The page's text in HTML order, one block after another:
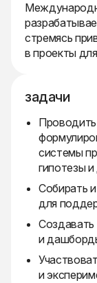
стремясь
в проекты
задачи
системы
гипотезы
Собирать
для
и
и